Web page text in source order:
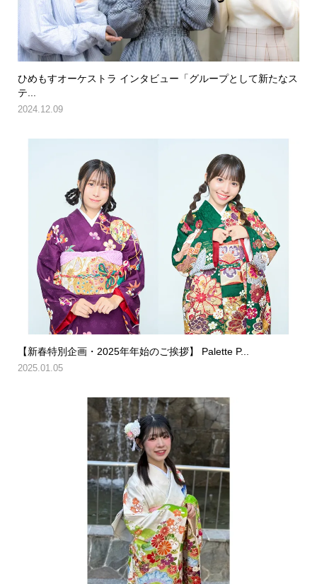
ひめもすオーケストラ インタビュー「グループとして新たなス
テ...
2024.12.09
【新春特別企画・2025年年始のご挨拶】 Palette P...
2025.01.05